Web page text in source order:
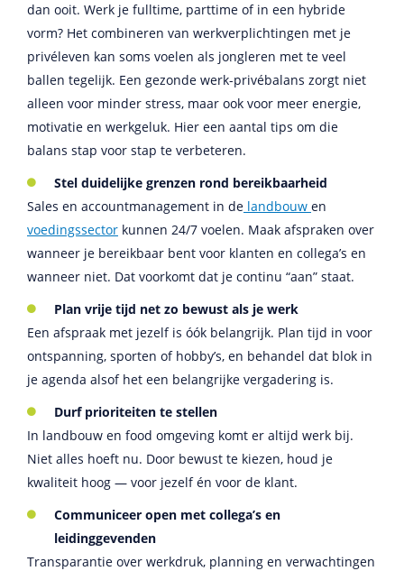
dan ooit. Werk je fulltime, parttime of in een hybride
vorm? Het combineren van werkverplichtingen met je
privéleven kan soms voelen als jongleren met te veel
ballen tegelijk. Een gezonde werk-privébalans zorgt niet
alleen voor minder stress, maar ook voor meer energie,
motivatie en werkgeluk. Hier een aantal tips om die
balans stap voor stap te verbeteren.
Stel duidelijke grenzen rond bereikbaarheid
Sales en accountmanagement in de landbouw en
voedingssector kunnen 24/7 voelen. Maak afspraken over
wanneer je bereikbaar bent voor klanten en collega’s en
wanneer niet. Dat voorkomt dat je continu “aan” staat.
Plan vrije tijd net zo bewust als je werk
Een afspraak met jezelf is óók belangrijk. Plan tijd in voor
ontspanning, sporten of hobby’s, en behandel dat blok in
je agenda alsof het een belangrijke vergadering is.
Durf prioriteiten te stellen
In landbouw en food omgeving komt er altijd werk bij.
Niet alles hoeft nu. Door bewust te kiezen, houd je
kwaliteit hoog — voor jezelf én voor de klant.
Communiceer open met collega’s en
leidinggevenden
Transparantie over werkdruk, planning en verwachtingen